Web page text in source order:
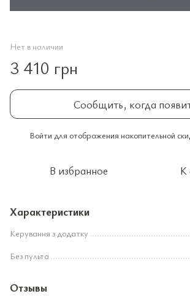
Нет в наличии
3 410 грн
Сообщить, когда
Войти для отображения накопительной
В избранное К
Характеристики
Керування з додатку
Без пульта
Отзывы